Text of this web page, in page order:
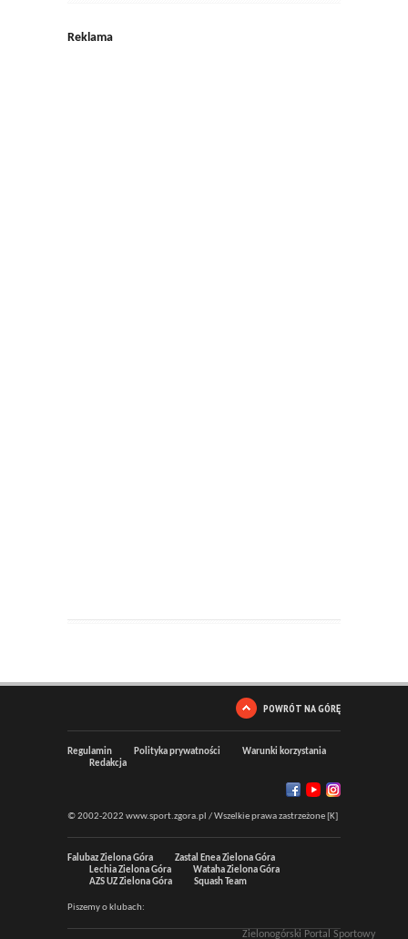
Reklama
POWRÓT NA GÓRĘ
Regulamin Polityka prywatności
Warunki korzystania
Redakcja
© 2002-2022 www.sport.zgora.pl / Wszelkie prawa zastrzeżone [K]
Falubaz Zielona Góra
Zastal Enea Zielona Góra
Lechia Zielona Góra
Wataha Zielona Góra
AZS UZ Zielona Góra
Squash Team
Piszemy o klubach:
Zielonogórski Portal Sportowy